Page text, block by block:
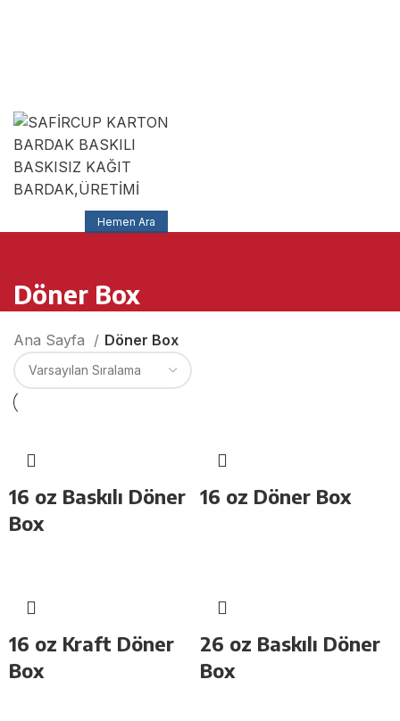
Hemen Ara
Döner Box
Ana Sayfa Döner Box
16 oz Baskılı Döner
Box
16 oz Döner Box
16 oz Kraft Döner
Box
26 oz Baskılı Döner
Box